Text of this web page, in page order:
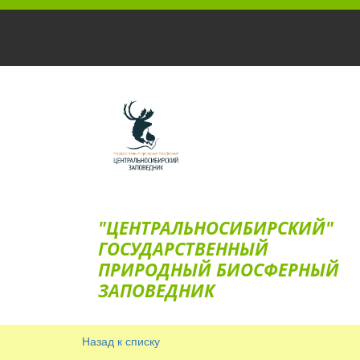
"ЦЕНТРАЛЬНОСИБИРСКИЙ"
ГОС­УДАРСТВЕННЫЙ
ПРИРОДНЫЙ БИОСФЕРНЫЙ
ЗАПОВЕДНИК
Назад к списку